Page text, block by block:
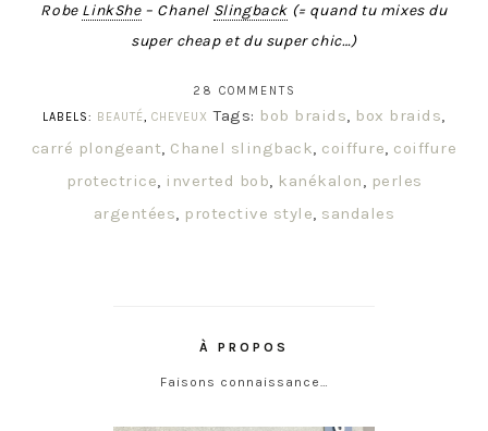
Robe LinkShe– Chanel Slingback (= quand tu mixes du
super cheap et du super chic…)
28 COMMENTS
LABELS:
BEAUTÉ,CHEVEUX Tags: bob braids, box braids,
carré plongeant, Chanel slingback, coiffure, coiffure
protectrice, inverted bob, kanékalon, perles
argentées, protective style, sandales
À PROPOS
Faisons connaissance…